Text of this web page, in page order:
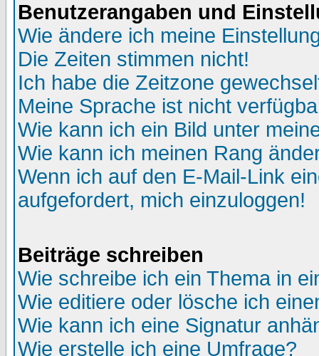
Benutzerangaben und
Wie ändere ich meine
Die Zeiten stimmen nicht!
Ich habe die Zeitzone
Meine Sprache ist nicht
Wie kann ich ein Bild unter
Wie kann ich meinen Rang
Wenn ich auf den E-Mail-Link
aufgefordert, mich einzuloggen!
Beiträge schreiben
Wie schreibe ich ein Thema in
Wie editiere oder lösche ich
Wie kann ich eine Signatur
Wie erstelle ich eine Umfrage?